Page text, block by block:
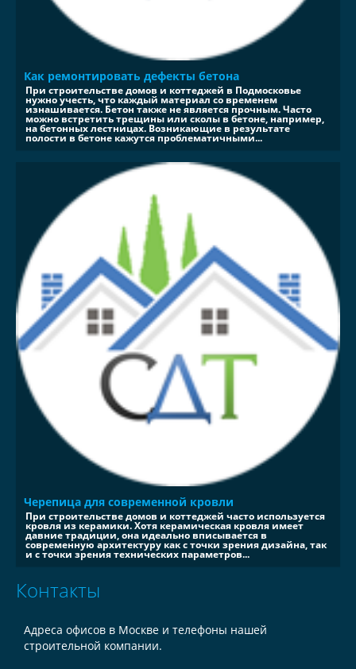
Как ремонтировать дефекты бетона
При строительстве домов и коттеджей в Подмосковье
нужно учесть, что каждый материал со временем
изнашивается. Бетон также не является прочным. Часто
можно встретить трещины или сколы в бетоне, например,
на бетонных лестницах. Возникающие в результате
полости в бетоне кажутся проблематичными...
Черепица для современной кровли
При строительстве домов и коттеджей часто используется
кровля из керамики. Хотя керамическая кровля имеет
давние традиции, она идеально вписывается в
современную архитектуру как с точки зрения дизайна, так
и с точки зрения технических параметров...
Контакты
Адреса офисов в Москве и телефоны нашей
строительной компании.